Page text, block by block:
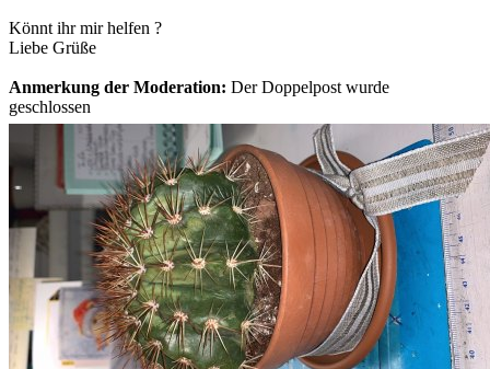
Könnt ihr mir helfen ?
Liebe Grüße
Anmerkung der Moderation: Der Doppelpost wurde
geschlossen